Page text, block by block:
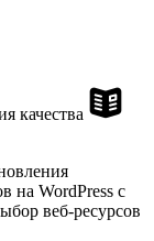
качества
на WordPress с
веб-ресурсов